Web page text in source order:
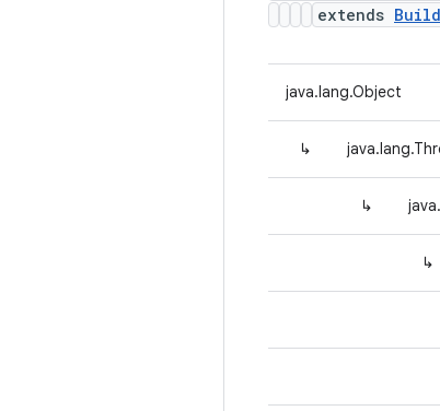
extends
java.lang.Object
↳
↳
↳